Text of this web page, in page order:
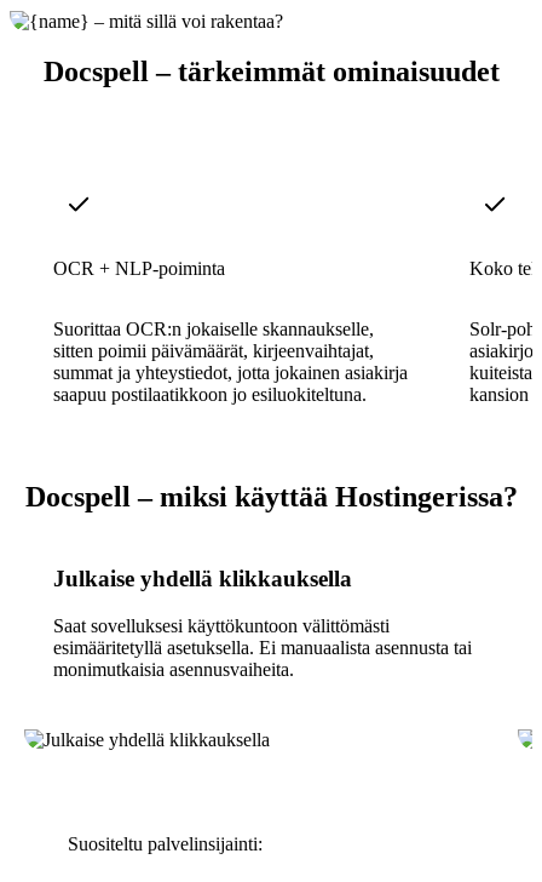
Docspell – tärkeimmät ominaisuudet
OCR + NLP-poiminta
Suorittaa OCR:n jokaiselle skannaukselle,
sitten poimii päivämäärät, kirjeenvaihtajat,
summat ja yhteystiedot, jotta jokainen asiakirja
saapuu postilaatikkoon jo esiluokiteltuna.
Koko
Solr-
kansion
Docspell – miksi käyttää Hostingerissa?
Julkaise yhdellä klikkauksella
Saat sovelluksesi käyttökuntoon välittömästi
esimääritetyllä asetuksella. Ei manuaalista asennusta tai
monimutkaisia asennusvaiheita.
Suositeltu palvelinsijainti: